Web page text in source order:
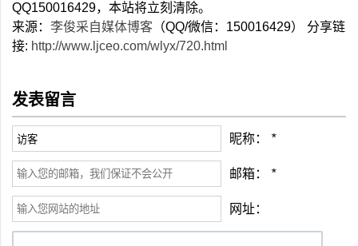
QQ150016429，本站将立刻清除。
来源： 李俊采自媒体博客 （QQ/微信：150016429） 分享链
接: http://www.ljceo.com/wlyx/720.html
发表留言
昵称： *
邮箱： *
网址：